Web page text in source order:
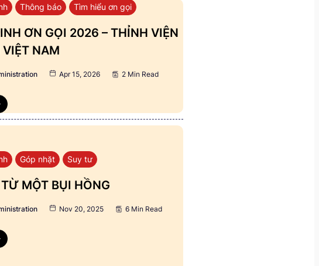
Thông báo Tìm hiểu ơn gọi
ƠN GỌI 2026 – THỈNH VIỆN
NAM
Apr 15, 2026 2 Min Read
Góp nhặt Suy tư
MỘT BỤI HỒNG
Nov 20, 2025 6 Min Read